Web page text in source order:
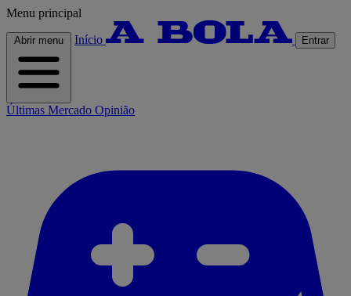
Menu principal
Abrir menu Início Entrar
Últimas Mercado Opinião